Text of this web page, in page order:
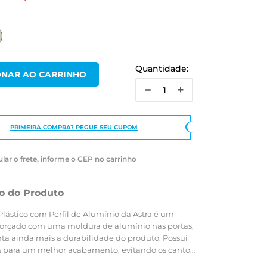
Quantidade:
PRIMEIRA COMPRA? PEGUE SEU CUPOM
o frete, informe o CEP no carrinho
do Produto
com Perfil de Alumínio da Astra é um
com uma moldura de alumínio nas portas,
ainda mais a durabilidade do produto. Possui
para um melhor acabamento, evitando os cantos
moderno e traços retos, otimiza o espaço,